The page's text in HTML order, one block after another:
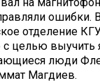
на
ошибки.
отделение
с целью выучить
люди
Магдиев.